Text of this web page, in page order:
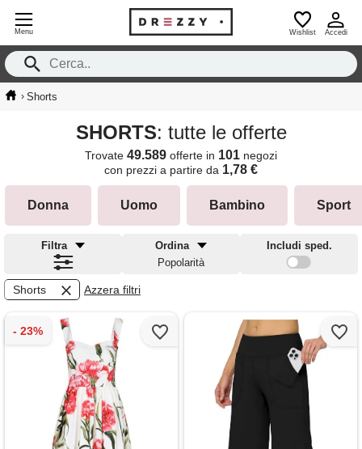
Menu Wishlist Accedi
› Shorts
SHORTS: tutte le offerte
Trovate 49.589 offerte in 101 negozi
con prezzi a partire da 1,78 €
Donna Uomo Bambino Sport
Filtra
Ordina
Popolarità
Includi sped.
Shorts Azzera filtri